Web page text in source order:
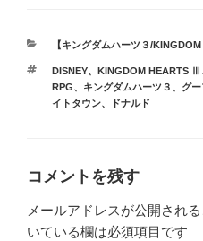
カ
ゴ
リ
ー
【キングダムハーツ３/
タ
グ
DISNEY、 KINGDOM HEARTS Ⅲ
RPG、 キングダムハーツ３ 、 グ
イトタウン、 ドナルド
コメントを残す
メールアドレスが公開され
いている欄は必須項目です